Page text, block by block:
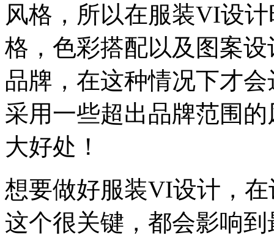
风格，所以在服装VI设
格，色彩搭配以及图案
品牌，在这种情况下才
采用一些超出品牌范围
大好处！
想要做好服装VI设计，
这个很关键，都会影响